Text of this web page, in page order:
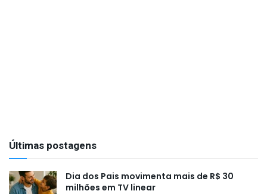
Últimas postagens
Dia dos Pais movimenta mais de R$ 30
milhões em TV linear